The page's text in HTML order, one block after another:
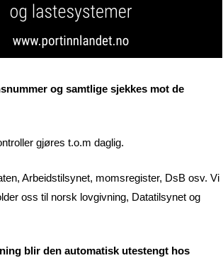
og samtlige sjekkes mot de
gjøres t.o.m daglig.
Arbeidstilsynet, momsregister, DsB osv. Vi
oss til norsk lovgivning, Datatilsynet og
blir den automatisk utestengt hos